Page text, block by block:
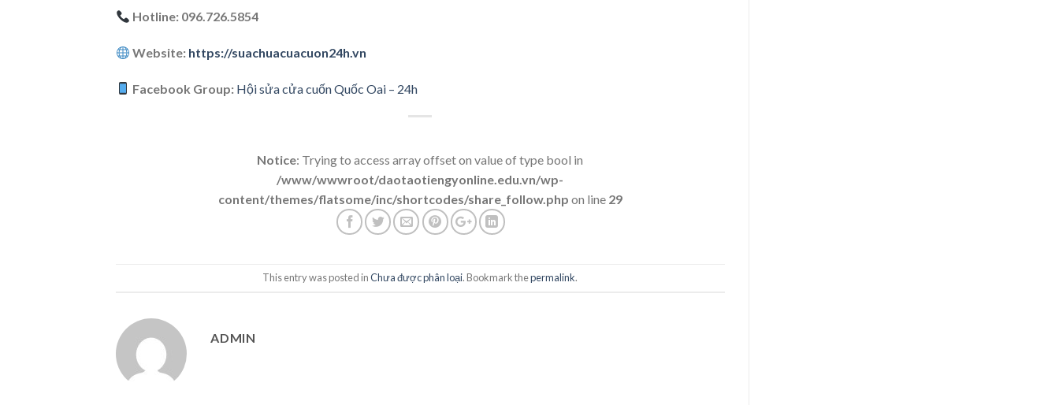
Hotline: 096.726.5854
Website: https://suachuacuacuon24h.vn
Facebook Group: Hội sửa cửa cuốn Quốc Oai – 24h
Notice: Trying to access array offset on value of type bool in
/www/wwwroot/daotaotiengyonline.edu.vn/wp-
content/themes/flatsome/inc/shortcodes/share_follow.php on line 29
This entry was posted inChưa được phân loại. Bookmark thepermalink.
ADMIN